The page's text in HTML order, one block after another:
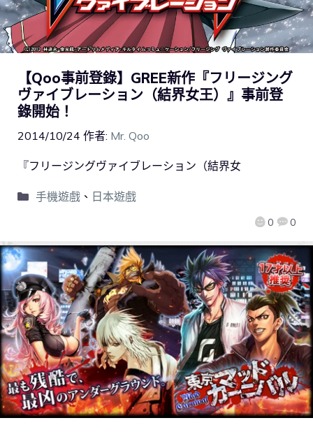
【Qoo事前登錄】GREE新作『フリージング
ヴァイブレーション（結界女王）』事前登
錄開始！
2014/10/24 作者: Mr. Qoo
0 0
『フリージングヴァイブレーション（結界女
手機遊戲、 日本遊戲